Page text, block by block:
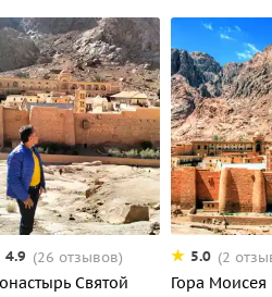
4.9 (26 отзывов)
Святой
5.0 (2
Гора Моисея